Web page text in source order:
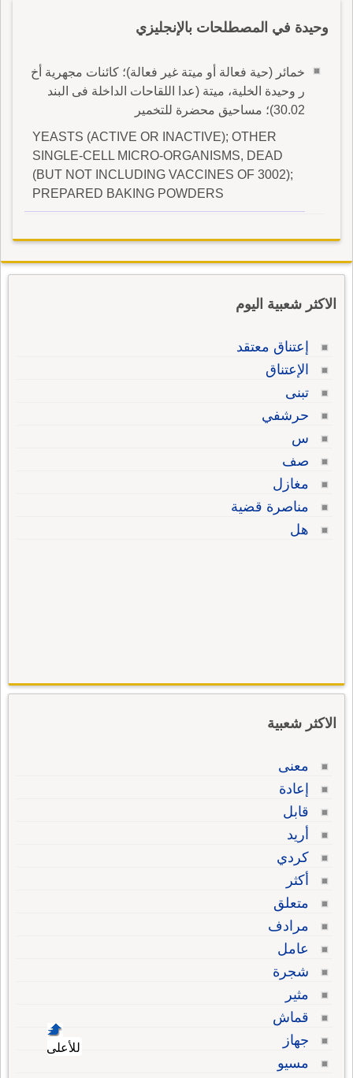
وحيدة في المصطلحات بالإنجليزي
خمائر (حية فعالة أو ميتة غير فعالة)؛ كائنات مجهرية أخ
ر وحيدة الخلية، ميتة (عدا اللقاحات الداخلة فى البند
30.02)؛ مساحيق محضرة للتخمير
YEASTS (ACTIVE OR INACTIVE); OTHER
SINGLE-CELL MICRO-ORGANISMS, DEAD
(BUT NOT INCLUDING VACCINES OF 3002);
PREPARED BAKING POWDERS
الاكثر شعبية اليوم
إعتناق معتقد
الإعتناق
تبنى
حرشفي
س
صف
مغازل
مناصرة قضية
هل
الاكثر شعبية
معنى
إعادة
قابل
أريد
كردي
أكثر
متعلق
مرادف
عامل
شجرة
مثير
قماش
جهاز
مسيو
للأعلى